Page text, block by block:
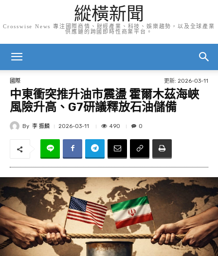
縱橫新聞
Crosswise News 專注國際商情、財經產業、科技、娛樂趨勢，以及全球產業
供應鏈的跨國即時性商業平台。
國際 更新: 2026-03-11
中東衝突推升油市震盪 霍爾木茲海峽
風險升高、G7研議釋放石油儲備
By 李 振麟 2026-03-11 490 0